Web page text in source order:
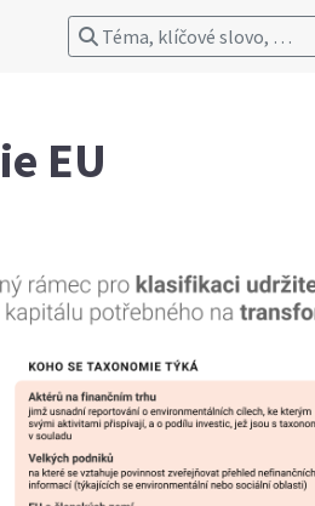
Téma, klíčové slovo, …
EU